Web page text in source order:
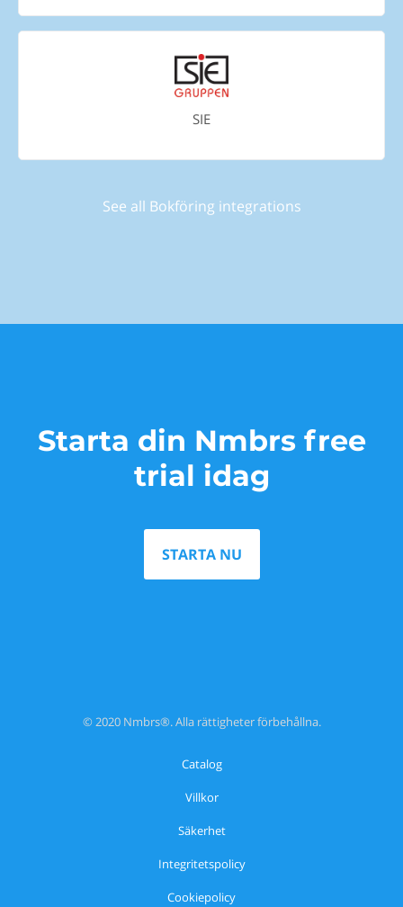
SIE
See all Bokföring integrations
Starta din Nmbrs free
trial idag
STARTA NU
© 2020 Nmbrs®. Alla rättigheter förbehållna.
Catalog
Villkor
Säkerhet
Integritetspolicy
Cookiepolicy